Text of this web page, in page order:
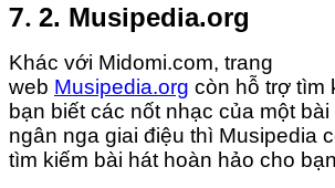
7. 2. Musipedia.org
Khác với Midomi.com, trang
web Musipedia.org còn hỗ trợ tìm
bạn biết các nốt nhạc của một
ngân nga giai điệu thì Musipedia
tìm kiếm bài hát hoàn hảo cho